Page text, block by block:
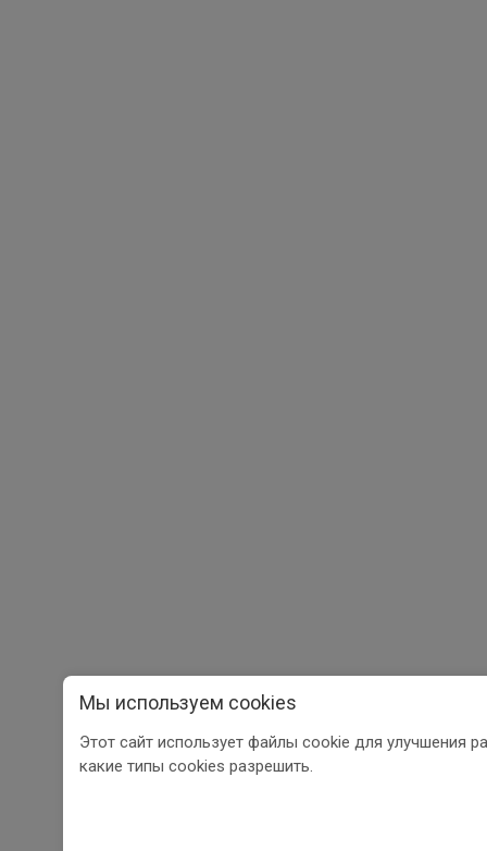
Мы используем cookies
Этот сайт использует файлы cookie для улучшения
какие типы cookies разрешить.